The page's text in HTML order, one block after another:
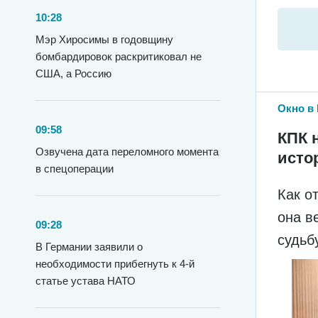
10:28
Мэр Хиросимы в годовщину
бомбардировок раскритиковал не
США, а Россию
09:58
Озвучена дата переломного момента
в спецоперации
09:28
В Германии заявили о
необходимости прибегнуть к 4-й
статье устава НАТО
Окно в
КПК
Как
она